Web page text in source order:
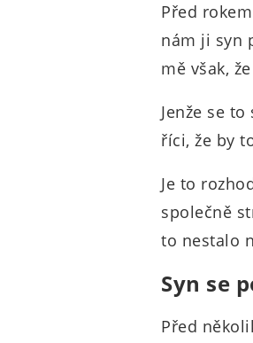
Před
nám ji syn
mě však,
Jenže se
říci, že by
Je to
společně
to nestalo
Syn se
Před